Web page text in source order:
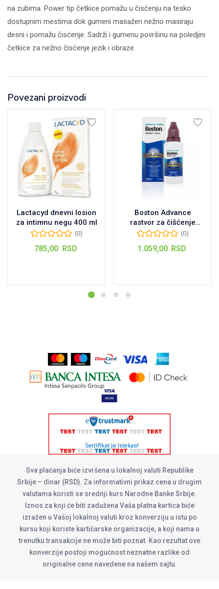
na zubima. Power tip četkice pomažu u čisćenju na tesko
dostupnim mestima dok gumeni masažeri nežno masiraju
desni i pomažu čisćenje. Sadrži i gumenu površinu na poledjini
četkice za nežno čisćenje jezik i obraze.
Povezani proizvodi
Lactacyd dnevni losion
za intimnu negu 400 ml
(0)
785,00 RSD
Boston Advance
rastvor za čišćenje
sočiva 30 ml(0)
1.059,00 RSD
Sva plaćanja biće izvršena u lokalnoj valuti Republike
Srbije – dinar (RSD). Za informativni prikaz cena u drugim
valutama koristi se srednji kurs Narodne Banke Srbije.
Iznos za koji će biti zadužena Vaša platna kartica biće
izražen u Vašoj lokalnoj valuti kroz konverziju u istu po
kursu koji koriste kartičarske organizacije, a koji nama u
trenutku transakcije ne može biti poznat. Kao rezultat ove
konverzije postoji mogućnost neznatne razlike od
originalne cene navedene na našem sajtu.